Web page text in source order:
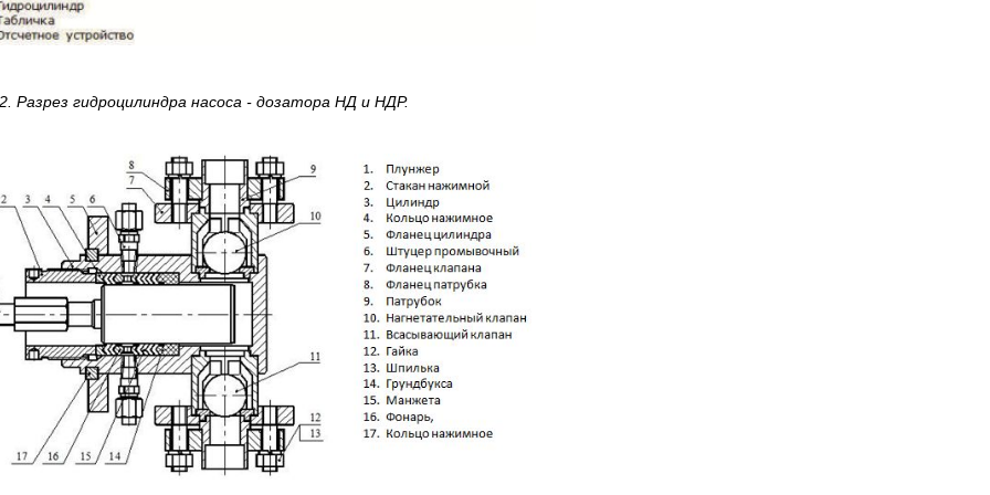
Разрез гидроцилиндра насоса - дозатора НД и НДР.